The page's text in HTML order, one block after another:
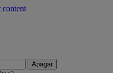
content
Apagar